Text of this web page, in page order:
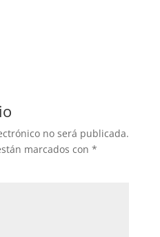
no será publicada.
marcados con *